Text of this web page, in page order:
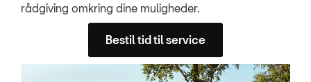
rådgiving omkring dine muligheder.
Bestil tid til service